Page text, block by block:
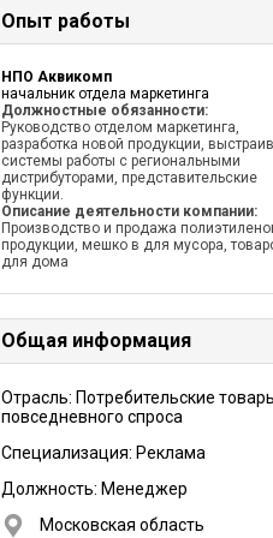
Опыт работы
НПО Аквикомп
начальник отдела маркетинга
Должностные обязанности:
Руководство отделом маркетинга,
разработка новой продукции,
системы работы с региональными
дистрибуторами, представительские
функции.
Описание деятельности компании:
Производство и продажа
продукции, мешко в для мусора,
для дома
Общая информация
Отрасль: Потребительские
повседневного спроса
Специализация: Реклама
Должность: Менеджер
Московская область